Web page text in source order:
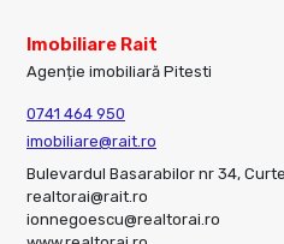
Imobiliare Rait
Agenție imobiliară Pitesti
0741 464 950
imobiliare@rait.ro
Bulevardul Basarabilor nr 34,
realtorai@rait.ro
ionnegoescu@realtorai.ro